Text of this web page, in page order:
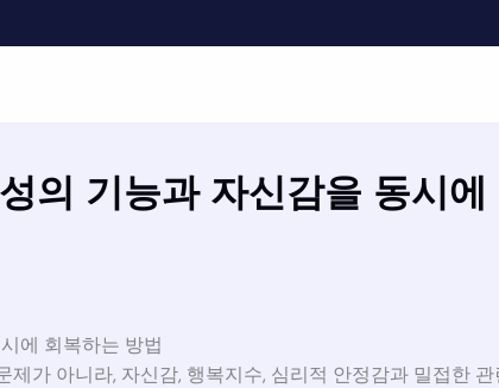
의 기능과 자신감을 동시
에 회복하는 방법
제가 아니라, 자신감, 행복지수, 심리적 안정감과 밀접한